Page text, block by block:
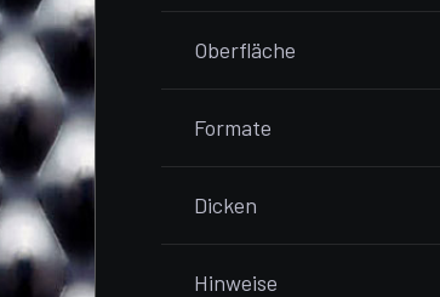
Oberfläche
Formate
Dicken
Hinweise